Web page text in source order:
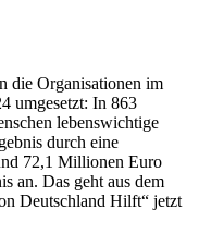
die Organisationen im
umgesetzt: In 863
lebenswichtige
durch eine
72,1 Millionen Euro
an. Das geht aus dem
Deutschland Hilft“ jetzt